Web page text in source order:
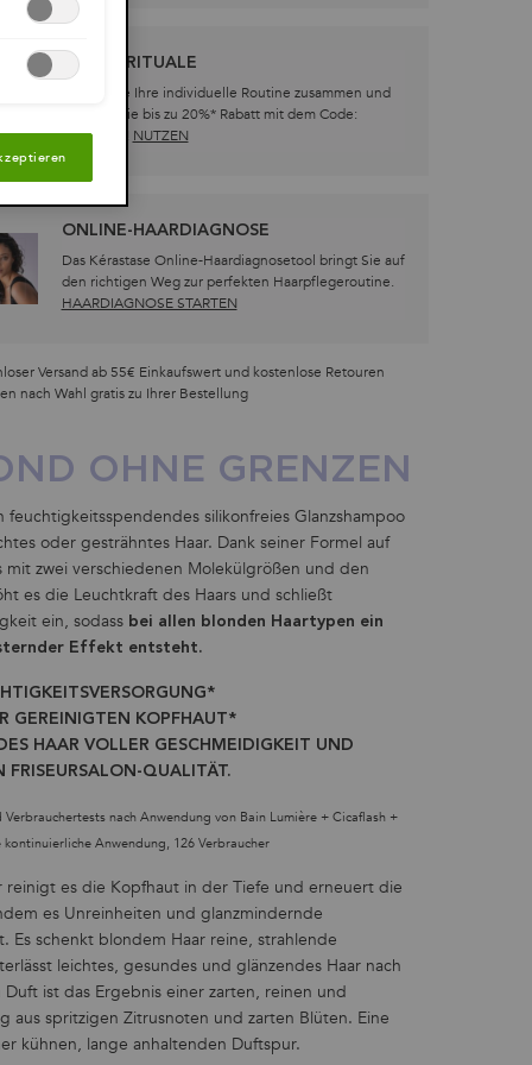
PFLEGERITUALE
Stellen Sie Ihre individuelle Routine zusammen und
erhalten Sie bis zu 20%* Rabatt mit dem Code:
ROUTINE ! NUTZEN
ONLINE-HAARDIAGNOSE
Das Kérastase Online-Haardiagnosetool bringt Sie auf
den richtigen Weg zur perfekten Haarpflegeroutine.​
HAARDIAGNOSE STARTEN
Versand ab 55€ Einkaufswert und kostenlose Retouren
nach Wahl gratis zu Ihrer Bestellung
OHNE GRENZEN
feuchtigkeitsspendendes silikonfreies Glanzshampoo
oder gesträhntes Haar. Dank seiner Formel auf
mit zwei verschiedenen Molekülgrößen und den
es die Leuchtkraft des Haars und schließt
ein, sodass bei allen blonden Haartypen ein
Effekt entsteht.
GEREINIGTEN KOPFHAUT*
HAAR VOLLER GESCHMEIDIGKEIT UND
FRISEURSALON-QUALITÄT.
nach Anwendung von Bain Lumière + Cicaflash +
Anwendung, 126 Verbraucher
reinigt es die Kopfhaut in der Tiefe und erneuert die
es Unreinheiten und glanzmindernde
Es schenkt blondem Haar reine, strahlende
leichtes, gesundes und glänzendes Haar nach
ist das Ergebnis einer zarten, reinen und
aus spritzigen Zitrusnoten und zarten Blüten. Eine
kühnen, lange anhaltenden Duftspur.